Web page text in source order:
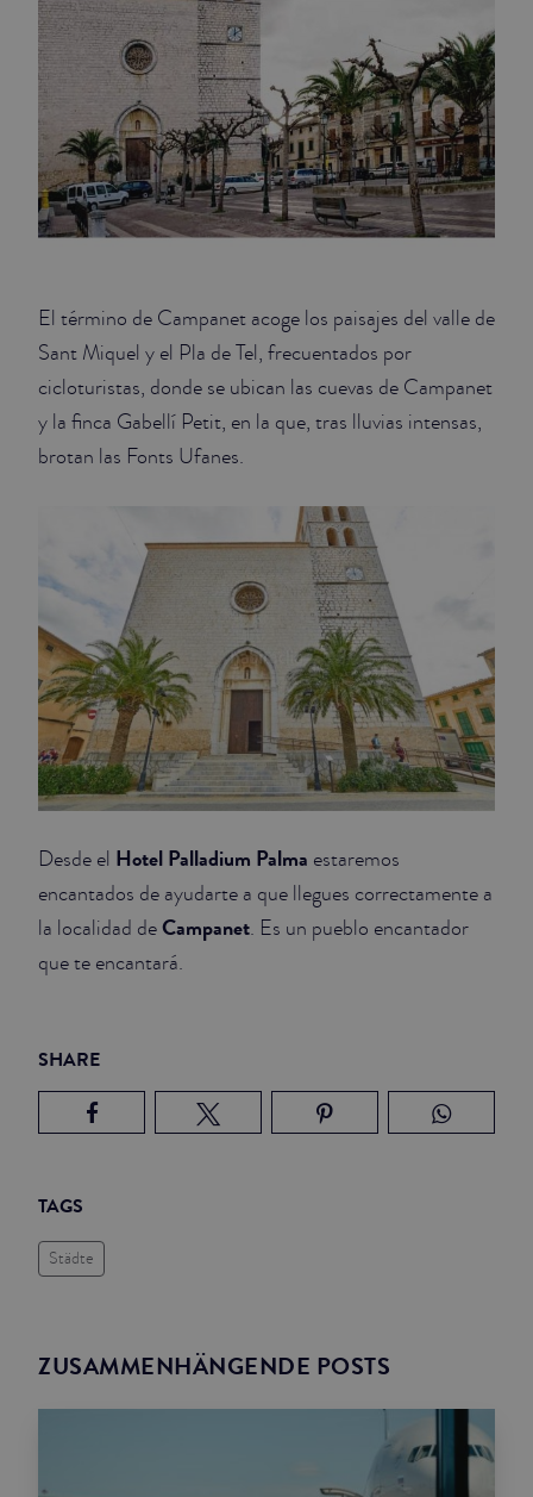
El término de Campanet acoge los paisajes del valle de
Sant Miquel y el Pla de Tel, frecuentados por
cicloturistas, donde se ubican las cuevas de Campanet
y la finca Gabellí Petit, en la que, tras lluvias intensas,
brotan las Fonts Ufanes.
Desde el Hotel Palladium Palma estaremos
encantados de ayudarte a que llegues correctamente a
la localidad deCampanet. Es un pueblo encantador
que te encantará.
SHARE
TAGS
Städte
ZUSAMMENHÄNGENDE POSTS